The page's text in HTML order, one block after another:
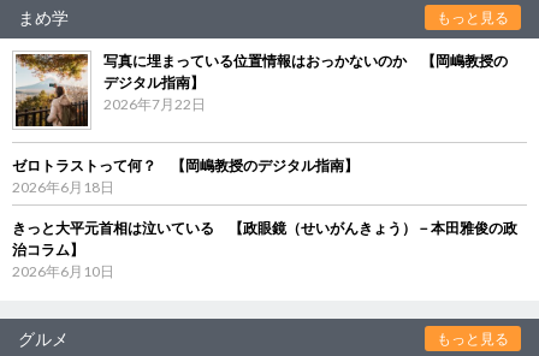
まめ学 もっと見る
写真に埋まっている位置情報はおっかないのか 【岡嶋教授の
デジタル指南】
2026年7月22日
ゼロトラストって何？ 【岡嶋教授のデジタル指南】
2026年6月18日
きっと大平元首相は泣いている 【政眼鏡（せいがんきょう）－本田雅俊の政
治コラム】
2026年6月10日
グルメ もっと見る